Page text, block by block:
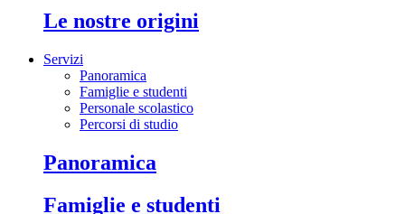
le nostre origini
Servizi
Panoramica
Famiglie e studenti
Personale scolastico
Percorsi di studio
panoramica
famiglie e studenti